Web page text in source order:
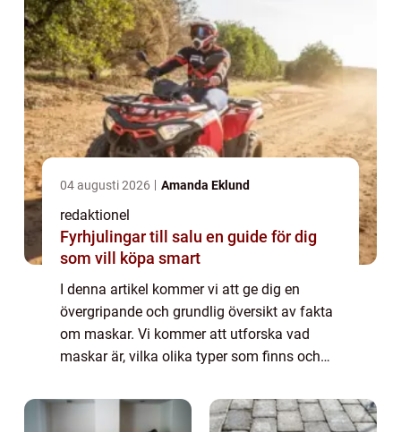
04 augusti 2026 Amanda Eklund
redaktionel
Fyrhjulingar till salu en guide för dig
som vill köpa smart
I denna artikel kommer vi att ge dig en
övergripande och grundlig översikt av fakta
om maskar. Vi kommer att utforska vad
maskar är, vilka olika typer som finns och
att ge dig några kvantitativa mätningar